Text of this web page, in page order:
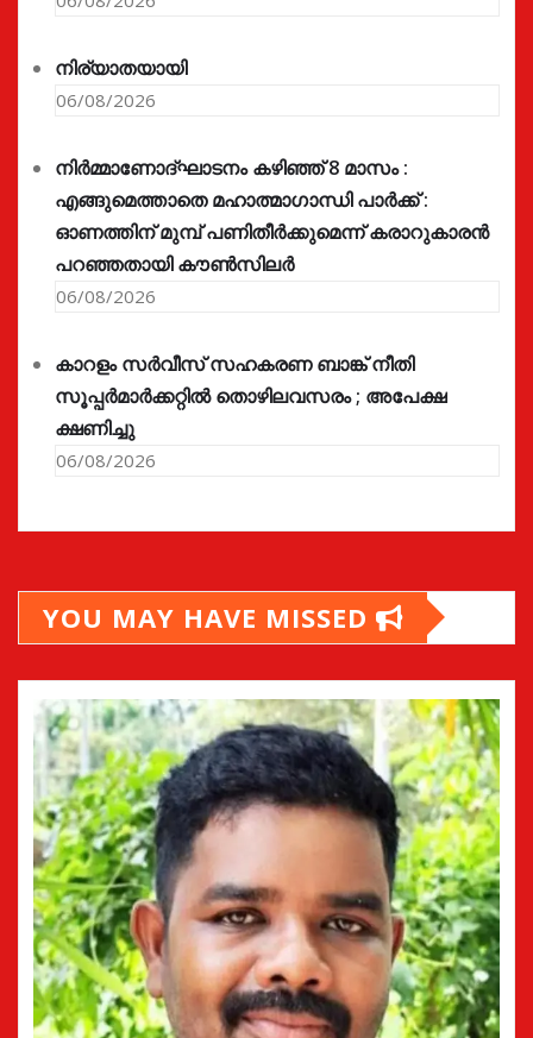
നിര്യാതയായി
06/08/2026
നിർമ്മാണോദ്ഘാടനം കഴിഞ്ഞ് 8 മാസം :
എങ്ങുമെത്താതെ മഹാത്മാഗാന്ധി പാർക്ക് :
ഓണത്തിന് മുമ്പ് പണിതീർക്കുമെന്ന് കരാറുകാരൻ
പറഞ്ഞതായി കൗൺസിലർ
06/08/2026
കാറളം സർവീസ് സഹകരണ ബാങ്ക് നീതി
സൂപ്പർമാർക്കറ്റിൽ തൊഴിലവസരം ; അപേക്ഷ
ക്ഷണിച്ചു
06/08/2026
YOU MAY HAVE MISSED